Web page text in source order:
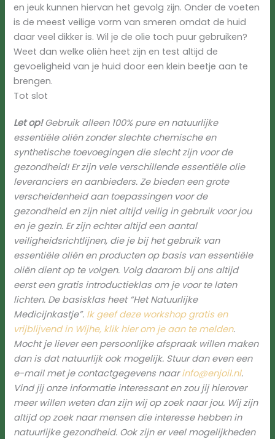
en jeuk kunnen hiervan het gevolg zijn. Onder de voeten
is de meest veilige vorm van smeren omdat de huid
daar veel dikker is. Wil je de olie toch puur gebruiken?
Weet dan welke oliën heet zijn en test altijd de
gevoeligheid van je huid door een klein beetje aan te
brengen.
Tot slot
Let op!Gebruik alleen 100% pure en natuurlijke
essentiële oliën zonder slechte chemische en
synthetische toevoegingen die slecht zijn voor de
gezondheid! Er zijn vele verschillende essentiële olie
leveranciers en aanbieders. Ze bieden een grote
verscheidenheid aan toepassingen voor de
gezondheid en zijn niet altijd veilig in gebruik voor jou
en je gezin. Er zijn echter altijd een aantal
veiligheidsrichtlijnen, die je bij het gebruik van
essentiële oliën en producten op basis van essentiële
oliën dient op te volgen. Volg daarom bij ons altijd
eerst een gratis introductieklas om je voor te laten
lichten. De basisklas heet “Het Natuurlijke
Medicijnkastje”. Ik geef deze workshop gratis en
vrijblijvend in Wijhe, klik hier om je aan te melden.
Mocht je liever een persoonlijke afspraak willen maken
dan is dat natuurlijk ook mogelijk. Stuur dan even een
e-mail met je contactgegevens naarinfo@enjoil.nl.
Vind jij onze informatie interessant en zou jij hierover
meer willen weten dan zijn wij op zoek naar jou. Wij zijn
altijd op zoek naar mensen die interesse hebben in
natuurlijke gezondheid. Ook zijn er veel mogelijkheden